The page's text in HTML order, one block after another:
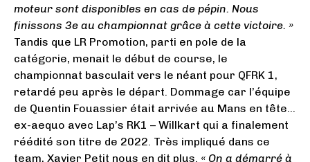
moteur sont disponibles en cas de pépin. Nous
finissons 3e au championnat grâce à cette victoire. »
Tandis que LR Promotion, parti en pole de la
catégorie, menait le début de course, le
championnat basculait vers le néant pour QFRK 1,
retardé peu après le départ. Dommage car l’équipe
de Quentin Fouassier était arrivée au Mans en tête…
ex-aequo avec Lap’s RK1 – Willkart qui a finalement
réédité son titre de 2022. Très impliqué dans ce
team, Xavier Petit nous en dit plus. « On a démarré à